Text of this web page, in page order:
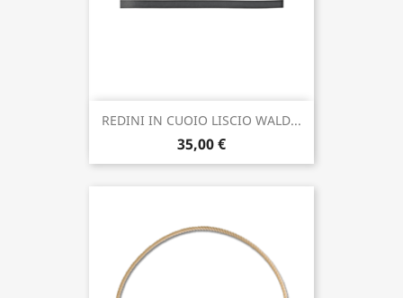
REDINI IN CUOIO LISCIO WALD...
35,00 €